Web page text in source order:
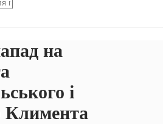
на
і
Климента